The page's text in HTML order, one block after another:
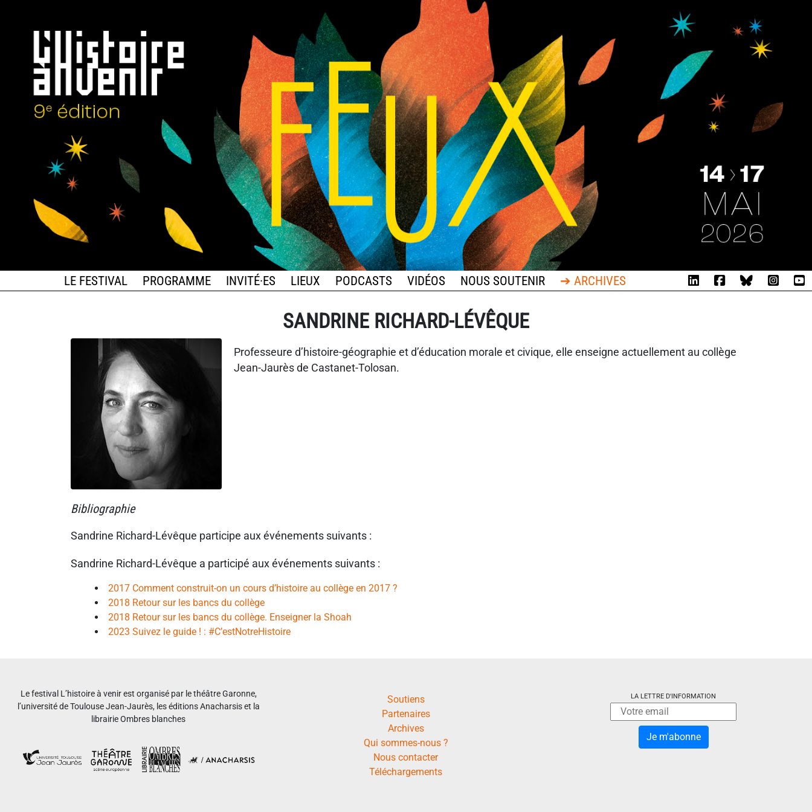
LE FESTIVAL PROGRAMME INVITÉ·ES LIEUX PODCASTS VIDÉOS NOUS SOUTENIR ➔ ARCHIVES
SANDRINE RICHARD-LÉVÊQUE
Professeure d’histoire-géographie et d’éducation morale et civique, elle enseigne actuellement au collège
Jean-Jaurès de Castanet-Tolosan.
Bibliographie
Sandrine Richard-Lévêque participe aux événements suivants :
Sandrine Richard-Lévêque a participé aux événements suivants :
2017 Comment construit-on un cours d’histoire au collège en 2017 ?
2018 Retour sur les bancs du collège
2018 Retour sur les bancs du collège. Enseigner la Shoah
2023 Suivez le guide ! : #C’estNotreHistoire
Le festival L’histoire à venir est organisé par le théâtre Garonne,
l’université de Toulouse Jean-Jaurès, les éditions Anacharsis et la
librairie Ombres blanches
Soutiens
Partenaires
Archives
Qui sommes-nous ?
Nous contacter
Téléchargements
LA LETTRE D'INFORMATION